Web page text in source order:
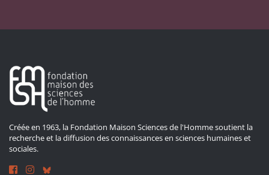
Créée en 1963, la Fondation Maison Sciences de l'Homme soutient la
recherche et la diffusion des connaissances en sciences humaines et
sociales.